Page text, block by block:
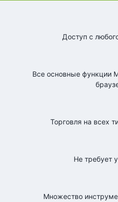
Доступ с
Все основные функции
Торговля на всех
Не требует
Множество